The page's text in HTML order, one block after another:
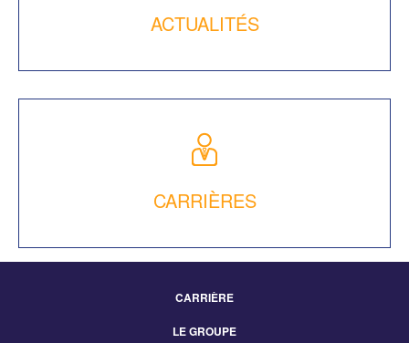
ACTUALITÉS
CARRIÈRES
CARRIÈRE
LE GROUPE